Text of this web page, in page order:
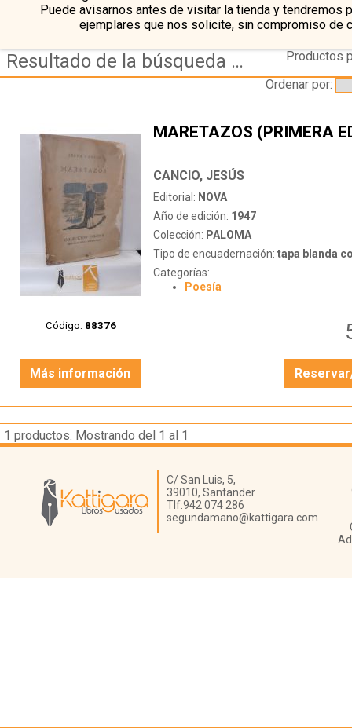
Puede avisarnos antes de visitar la tienda y tendremos
ejemplares que nos solicite, sin compromiso de
Resultado de la búsqueda de coleccion paloma
Productos
Ordenar por:
Código: 88376
MARETAZOS (PRIMERA
CANCIO, JESÚS
Editorial: NOVA
Año de edición: 1947
Colección: PALOMA
Tipo de encuadernación: tapa blanda
Categorías:
Poesía
Más información
1 productos. Mostrando del 1 al 1
Librería Kattigara
C/ San Luis, 5,
39010, Santander
Tlf:942 074 286
segundamano@kattigara.com